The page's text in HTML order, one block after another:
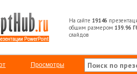
На сайте 19146
общим размером 139.96
слайдов
Просмотры